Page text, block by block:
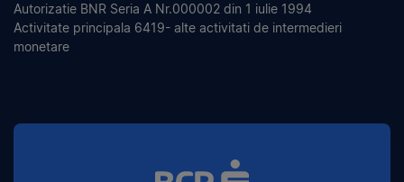
Autorizatie BNR Seria A Nr.000002 din 1 iulie 1994
Activitate principala 6419- alte activitati de intermedieri
monetare